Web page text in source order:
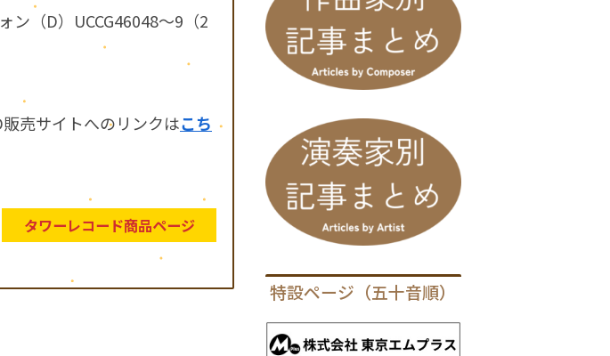
ン（D）UCCG46048～9（2
販売サイトへのリンクはこち
タワーレコード商品ページ
特設ページ（五十音順）